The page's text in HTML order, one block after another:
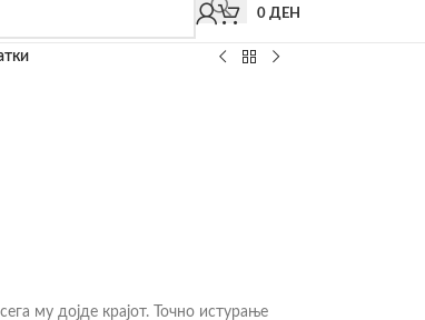
0 ДЕН
му дојде крајот. Точно истурање